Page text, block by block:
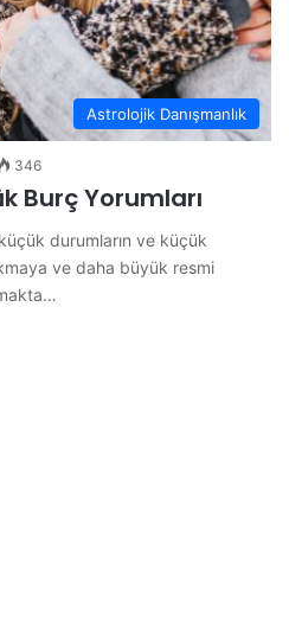
Astrolojik Danışmanlık
346
Burç Yorumları
durumların ve küçük
ve daha büyük resmi